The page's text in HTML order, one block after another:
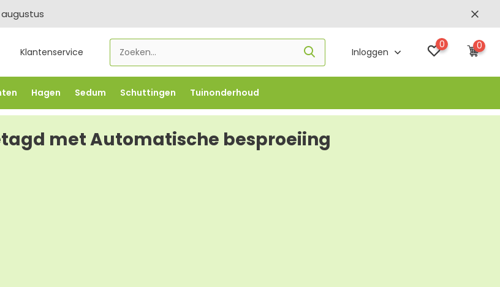
Klantenservice Inloggen
0 0
Hagen Sedum Schuttingen Tuinonderhoud
-5% vanaf €500 -FLOWBO500 -7,5% vanaf €1000 -
met Automatische besproeiing